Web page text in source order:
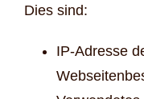
Dies sind:
IP-Adresse